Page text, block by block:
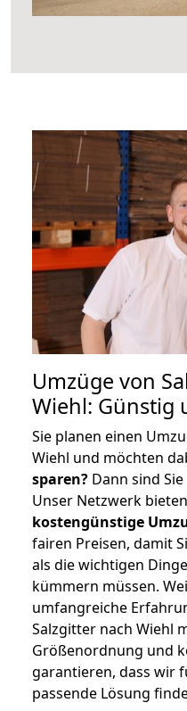
Umzüge von
Wiehl: Günstig
Sie planen einen
Wiehl und möchten
sparen? Dann sind
Unser Netzwerk
kostengünstige
fairen Preisen, damit
als die wichtigen
kümmern müssen.
umfangreiche
Salzgitter nach Wiehl
Größenordnung und
garantieren, dass wir
passende Lösung